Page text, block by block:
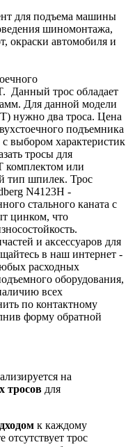
для подъема машины
шиномонтажа,
окраски автомобиля и
Данный трос обладает
Для данной модели
нужно два троса. Цена
подъемника
выбором характеристик
тросы для
комплектом или
тип шпилек. Трос
N4123H -
стального каната с
цинком, что
и аксессуаров для
в наш интернет -
расходных
оборудования,
всех
по контактному
форму обратной
на
тросов для
к каждому
трос